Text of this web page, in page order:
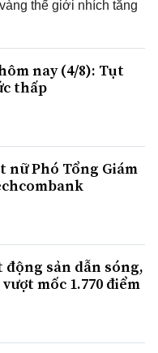
thế giới nhích tăng
nay (4/8): Tụt
thấp
nữ Phó Tổng Giám
động sản dẫn sóng,
mốc 1.770 điểm